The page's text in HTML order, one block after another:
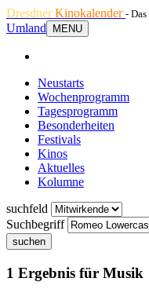
DresdnerKinokalender -
Umland
MENU
Neustarts
Wochenprogramm
Tagesprogramm
Besonderheiten
Festivals
Kinos
Aktuelles
Kolumne
suchfeld
Suchbegriff
suchen
1 Ergebnis für Musik